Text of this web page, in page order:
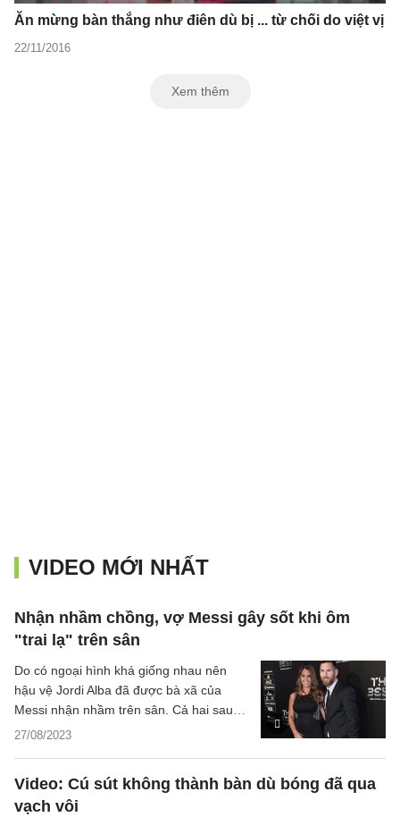
Ăn mừng bàn thắng như điên dù bị ... từ chối do việt vị
22/11/2016
Xem thêm
VIDEO MỚI NHẤT
Nhận nhầm chồng, vợ Messi gây sốt khi ôm
"trai lạ" trên sân
27/08/2023
Do có ngoại hình khá giống nhau nên
hậu vệ Jordi Alba đã được bà xã của
Messi nhận nhầm trên sân. Cả hai sau
đó đã có cái ôm khá ngượng nghịu.
Video: Cú sút không thành bàn dù bóng đã qua
vạch vôi